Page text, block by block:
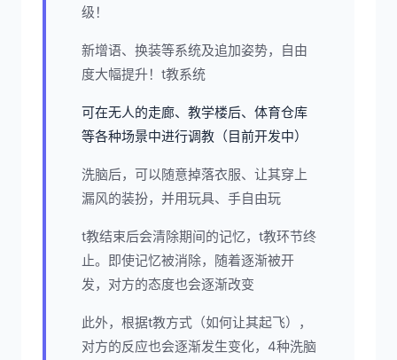
级！
新增语、换装等系统及追加姿势，自由
度大幅提升！t教系统
可在无人的走廊、教学楼后、体育仓库
等各种场景中进行调教（目前开发中）
洗脑后，可以随意掉落衣服、让其穿上
漏风的装扮，并用玩具、手自由玩
t教结束后会清除期间的记忆，t教环节终
止。即使记忆被消除，随着逐渐被开
发，对方的态度也会逐渐改变
此外，根据t教方式（如何让其起飞），
对方的反应也会逐渐发生变化，4种洗脑